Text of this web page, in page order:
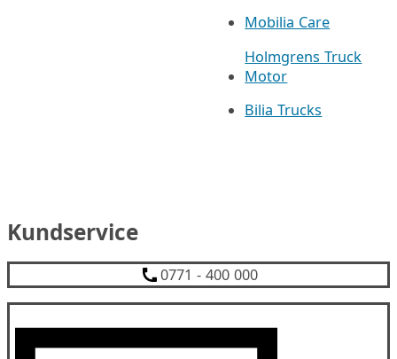
Mobilia Care
Holmgrens Truck
Motor
Bilia Trucks
Kundservice
0771 - 400 000